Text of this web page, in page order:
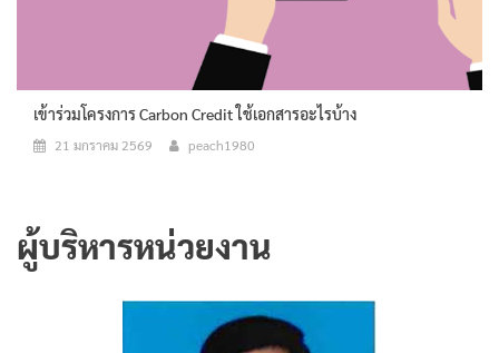
เข้าร่วมโครงการ Carbon Credit ใช้เอกสารอะไรบ้าง
21 มกราคม 2569 peach1980
ผู้บริหารหน่วยงาน